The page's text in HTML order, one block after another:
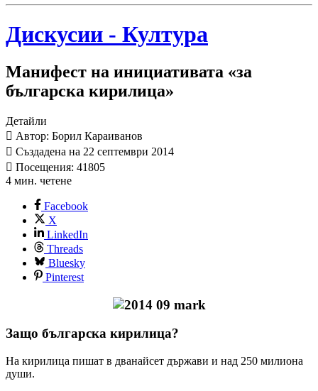
Дискусии - Култура
Манифест на инициативата «за
българска кирилица»
Детайли
Автор: Борил Караиванов
Създадена на 22 септември 2014
Посещения: 41805
4 мин. четене
Facebook
X
LinkedIn
Threads
Bluesky
Pinterest
Защо българска кирилица?
На кирилица пишат в дванайсет държави и над 250 милиона
души.